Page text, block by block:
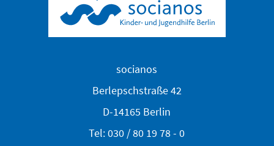
socianos
Berlepschstraße 42
D-14165 Berlin
Tel: 030 / 80 19 78 - 0